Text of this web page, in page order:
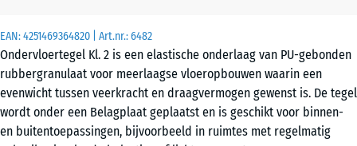
EAN:4251469364820 | Art.nr.:6482
Ondervloertegel Kl. 2 is een elastische onderlaag van PU-gebonden
rubbergranulaat voor meerlaagse vloeropbouwen waarin een
evenwicht tussen veerkracht en draagvermogen gewenst is. De tegel
wordt onder een Belagplaat geplaatst en is geschikt voor binnen-
en buitentoepassingen, bijvoorbeeld in ruimtes met regelmatig
52
x
1,8
cm